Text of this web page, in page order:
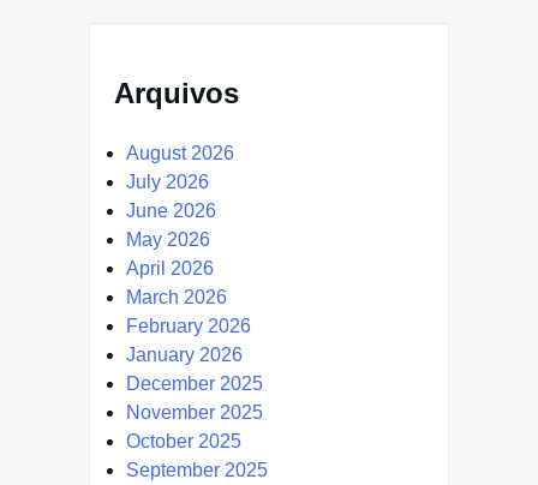
Arquivos
August 2026
July 2026
June 2026
May 2026
April 2026
March 2026
February 2026
January 2026
December 2025
November 2025
October 2025
September 2025